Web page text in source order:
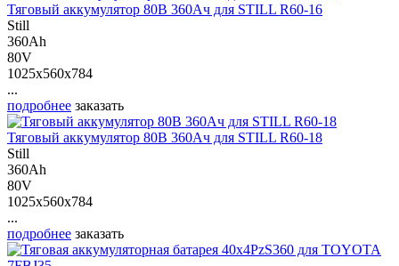
Тяговый аккумулятор 80В 360Ач для STILL R60-16
Still
360Ah
80V
1025x560x784
...
подробнее заказать
Тяговый аккумулятор 80В 360Ач для STILL R60-18
Still
360Ah
80V
1025x560x784
...
подробнее заказать